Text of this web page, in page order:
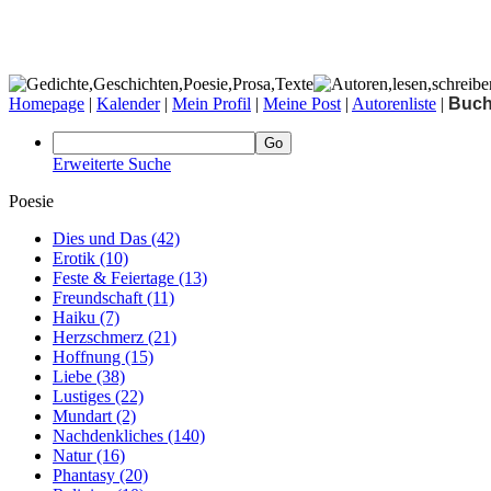
Homepage | Kalender| Mein Profil | Meine Post | Autorenliste |
Erweiterte Suche
Poesie
Dies und Das (42)
Erotik (10)
Feste & Feiertage (13)
Freundschaft (11)
Haiku (7)
Herzschmerz (21)
Hoffnung (15)
Liebe (38)
Lustiges (22)
Mundart (2)
Nachdenkliches (140)
Natur(16)
Phantasy (20)